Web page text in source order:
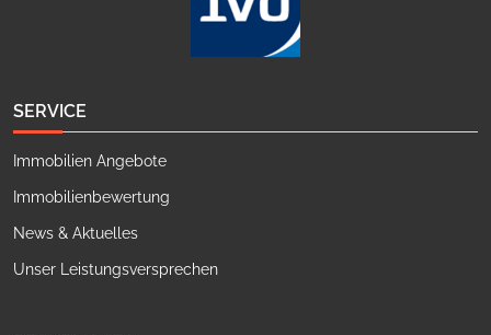
SERVICE
Immobilien Angebote
Immobilienbewertung
News & Aktuelles
Unser Leistungsversprechen